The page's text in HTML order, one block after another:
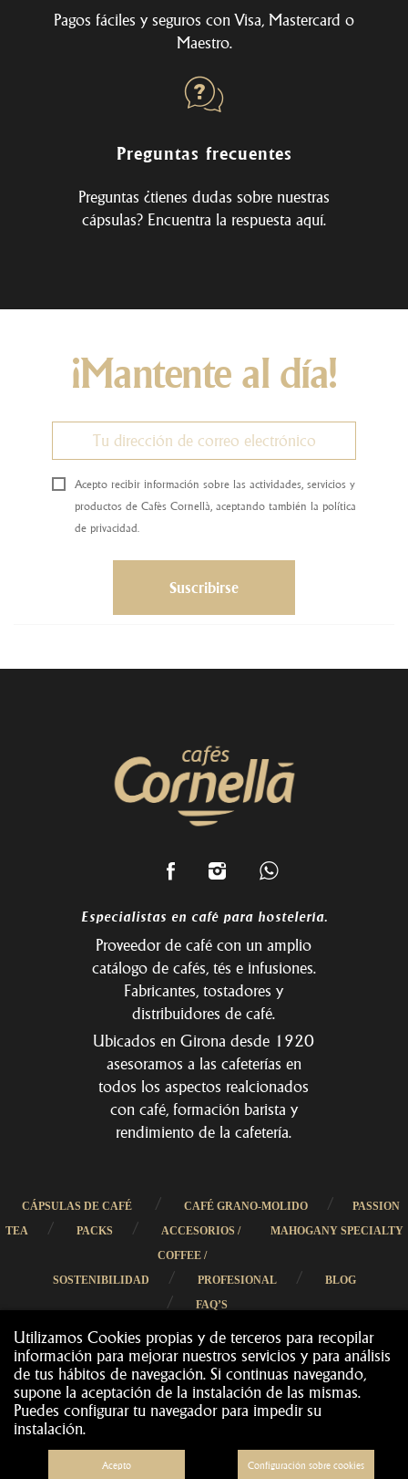
Utilizamos Cookies propias y de terceros para recopilar
información para mejorar nuestros servicios y para análisis
de tus hábitos de navegación. Si continuas navegando,
supone la aceptación de la instalación de las mismas.
Puedes configurar tu navegador para impedir su
instalación.
Acepto Configuración sobre cookies
Pagos fáciles y seguros con Visa, Mastercard o
Maestro.
Preguntas frecuentes
Preguntas ¿tienes dudas sobre nuestras
cápsulas? Encuentra la respuesta aquí.
¡Mantente al día!
Acepto recibir información sobre las actividades, servicios y
productos de Cafès Cornellà, aceptando también la política
de privacidad.
Especialistas en café para hostelería.
Proveedor de café con un amplio
catálogo de cafés, tés e infusiones.
Fabricantes, tostadores y
distribuidores de café.
Ubicados en Girona desde 1920
asesoramos a las cafeterías en
todos los aspectos realcionados
con café, formación barista y
rendimiento de la cafetería.
CÁPSULAS DE CAFÉ / CAFÉ GRANO-MOLIDO /
PASSION
TEA
/ PACKS / ACCESORIOS /
MAHOGANY SPECIALTY
COFFEE /
SOSTENIBILIDAD
/ PROFESIONAL / BLOG
/ FAQ’S
Cafès Cornellà 2019© Todos los derechos reservados
·DEVOLUCIONES NOTA LEGAL